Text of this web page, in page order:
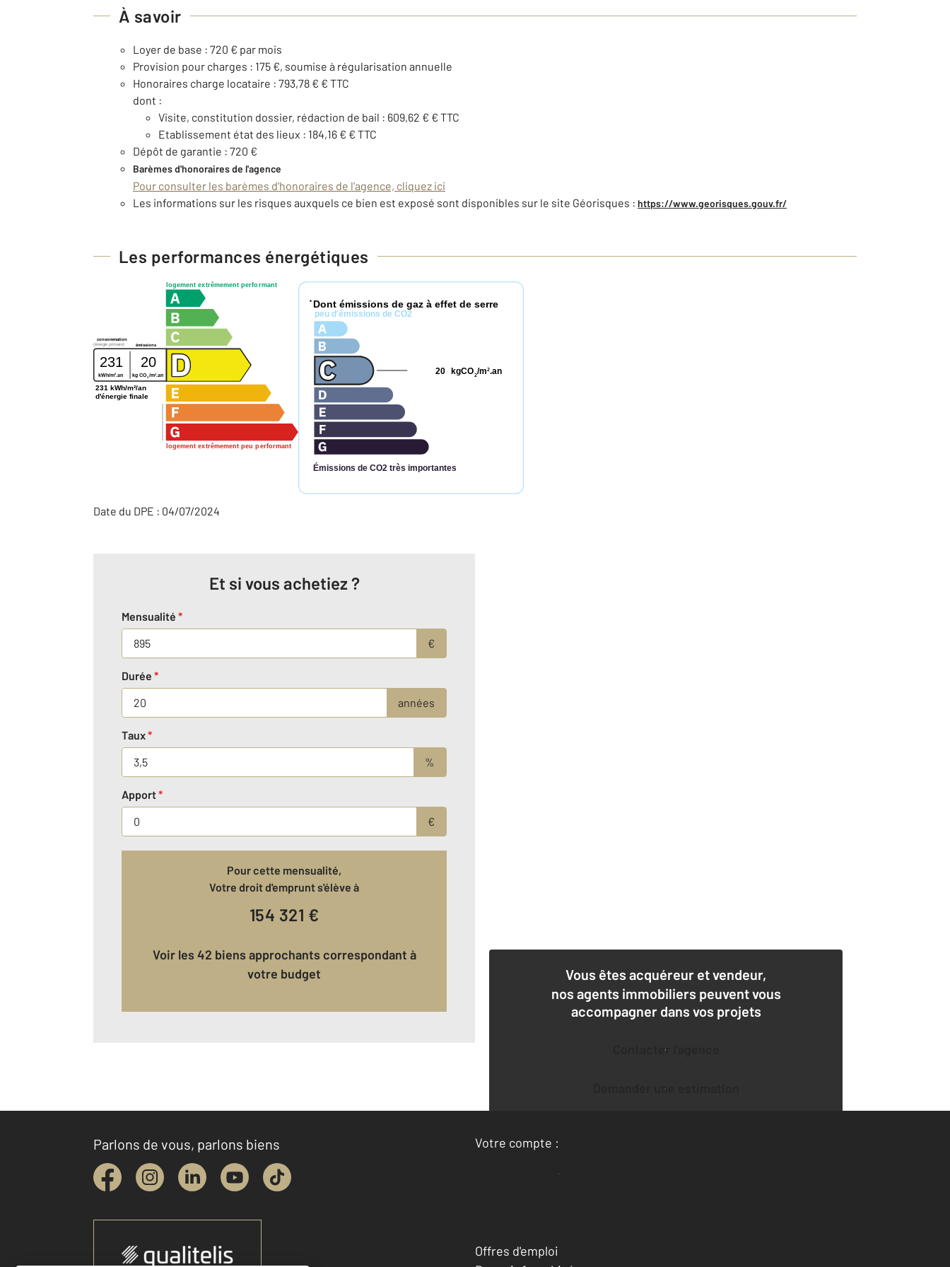
À savoir
Loyer de base : 720 € par mois
Provision pour charges : 175 €, soumise à régularisation annuelle
Honoraires charge locataire : 793,78 € € TTC
dont :
Visite, constitution dossier, rédaction de bail : 609,62 € € TTC
Etablissement état des lieux : 184,16 € € TTC
Dépôt de garantie : 720 €
Barèmes d'honoraires de l'agence
Pour consulter les barèmes d'honoraires de l'agence, cliquez ici
Les informations sur les risques auxquels ce bien est exposé sont disponibles sur le site Géorisques : https://www.georisques.gouv.fr/
Les performances énergétiques
logement extrêmement performant
logement extrêmement peu performant
consommation
émissions
(énergie primaire)
231 20
kWh/m2 .an kg CO2 /m2 .an
231 kWh/m²/an
d'énergie finale
* Dont émissions de gaz à effet de serre
peu d'émissions de CO2
Émissions de CO2 très importantes
kgCO2/m2.an
20
Date du DPE : 04/07/2024
Et si vous achetiez ?
Mensualité *
€
Durée *
années
Taux*
%
Apport*
€
Pour cette mensualité,
Votre droit d'emprunt s'élève à
154 321 €
Voir les 42 biens approchants correspondant à
votre budget
Vous êtes acquéreur et vendeur,
nos agents immobiliers peuvent vous
accompagner dans vos projets
Contacter l'agence
Demander une estimation
Parlons de vous, parlons biens
Votre compte :
Accéder à mon compte
Offres d'emploi